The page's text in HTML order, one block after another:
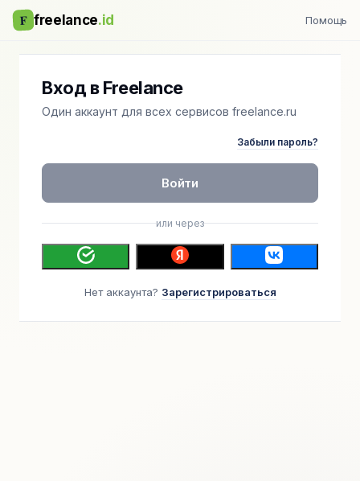
F freelance.id Помощь
Вход в Freelance
Один аккаунт для всех сервисов freelance.ru
Забыли пароль?
Войти
или через
Нет аккаунта? Зарегистрироваться